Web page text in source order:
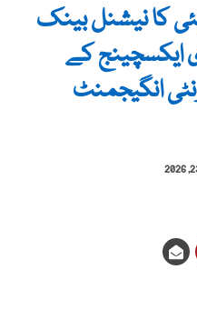
کا نیشنل بینک
ایکسچینج کے
انگیجمنٹ